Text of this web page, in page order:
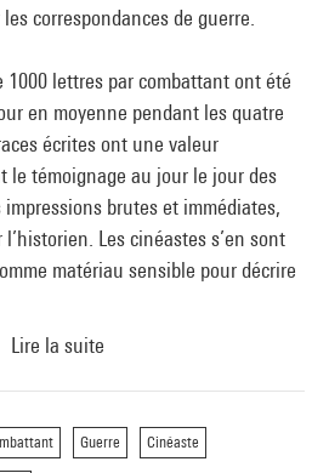
correspondances de guerre.
1000 lettres par combattant ont été
en moyenne pendant les quatre
écrites ont une valeur
le témoignage au jour le jour des
brutes et immédiates,
Les cinéastes s’en sont
matériau sensible pour décrire
la seconde guerre mais aussi la
du Liban, l’Irak ou encore les
Lire la suite
Guerre Cinéaste